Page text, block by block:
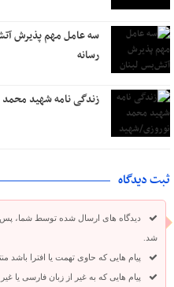
سه عامل مهم پذیرش
رسانه
زندگی نامه شهید
ثبت دیدگاه
دیدگاه های ارسال شده توسط شما، پس
شد.
پیام هایی که حاوی تهمت یا افترا باشد
پیام هایی که به غیر از زبان فارسی یا